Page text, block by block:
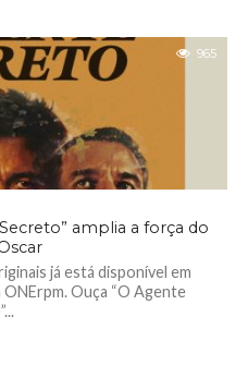
965
amplia a força do
já está disponível em
Ouça “O Agente